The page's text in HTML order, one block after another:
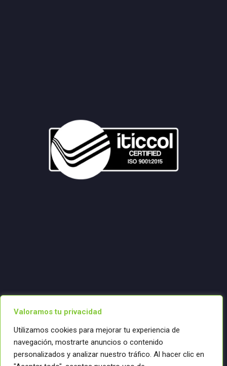
Valoramos tu privacidad
Utilizamos cookies para mejorar tu experiencia de
navegación, mostrarte anuncios o contenido
personalizados y analizar nuestro tráfico. Al hacer clic en